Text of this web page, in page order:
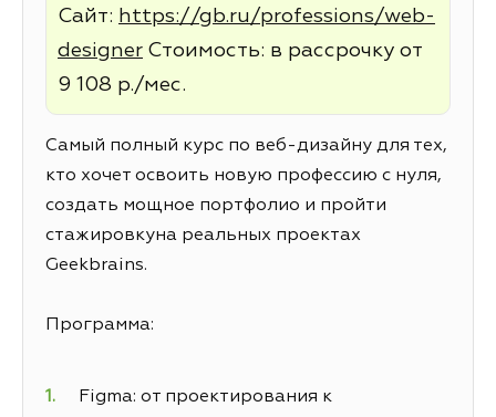
Сайт: https://gb.ru/professions/web-
designer Стоимость: в рассрочку от
9 108 р./мес.
Самый полный курс по веб-дизайну для тех,
кто хочет освоить новую профессию с нуля,
создать мощное портфолио и пройти
стажировкуна реальных проектах
Geekbrains.
Программа:
Figma: от проектирования к